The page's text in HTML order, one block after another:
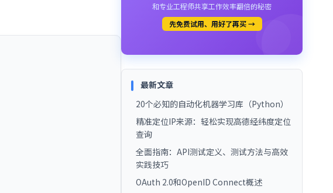
和专业工程师共享工作效率翻倍的秘密
先免费试用、用好了再买 →
最新文章
20个必知的自动化机器学习库（Python）
精准定位IP来源：轻松实现高德经纬度定位
查询
全面指南：API测试定义、测试方法与高效
实践技巧
OAuth 2.0和OpenID Connect概述